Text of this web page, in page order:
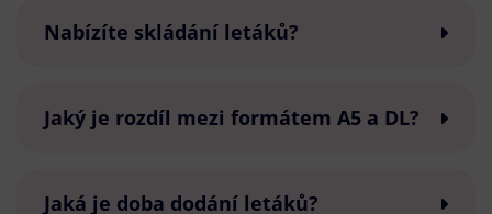
Nabízíte skládání letáků?
Jaký je rozdíl mezi formátem A5 a DL?
Jaká je doba dodání letáků?